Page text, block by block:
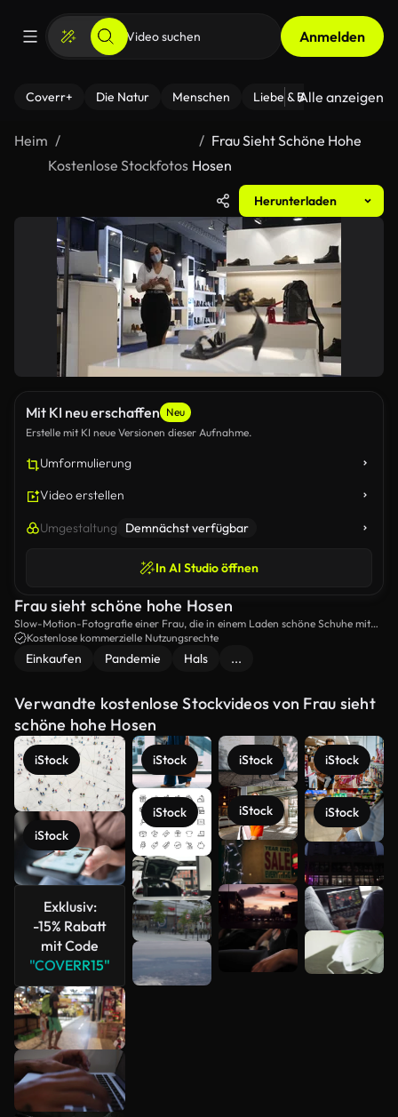
Anmelden
Coverr+ Die Natur Menschen Liebe & Beziehungen
Alle anzeigen
Heim
Kostenlose Stockfotos
Frau Sieht Schöne Hohe
Hosen
Herunterladen
Mit KI neu erschaffen Neu
Erstelle mit KI neue Versionen dieser Aufnahme.
Umformulierung
Video erstellen
Umgestaltung Demnächst verfügbar
In AI Studio öffnen
Frau sieht schöne hohe Hosen
Slow-Motion-Fotografie einer Frau, die in einem Laden schöne Schuhe mit
hohen Füßen sieht und rennt, um sie zu greifen.
Kostenlose kommerzielle Nutzungsrechte
Einkaufen Pandemie Hals ...
Verwandte kostenlose Stockvideos von Frau sieht
schöne hohe Hosen
iStock
iStock
Exklusiv:
-15% Rabatt
mit Code
"COVERR15"
iStock
iStock
iStock
iStock
iStock
iStock
Mehr
anzeigen